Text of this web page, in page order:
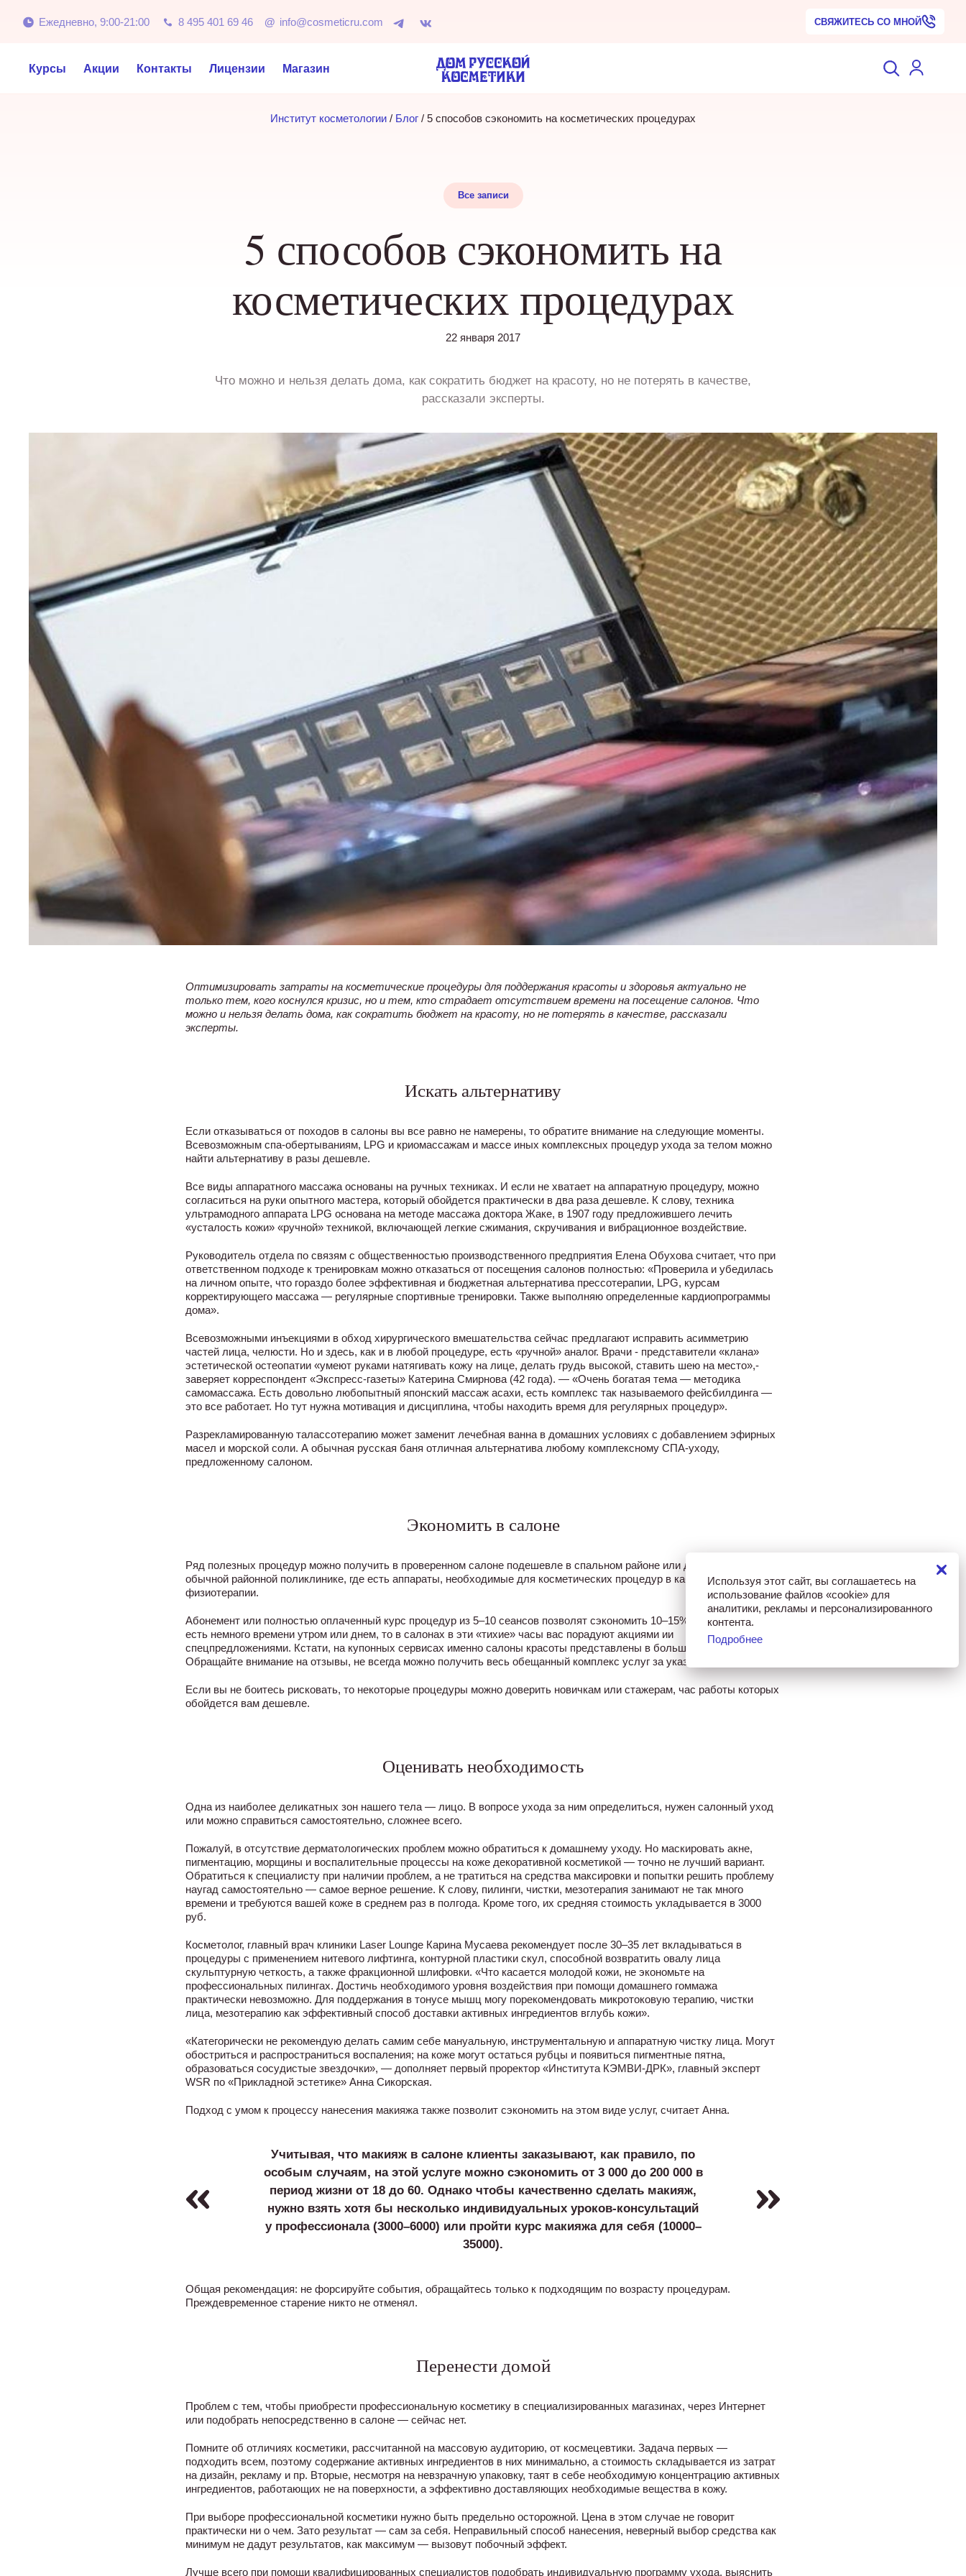
Ежедневно, 9:00-21:00 8 495 401 69 46 @ info@cosmeticru.com СВЯЖИТЕСЬ СО МНОЙ
Курсы Акции Контакты Лицензии Магазин
Институт косметологии / Блог / 5 способов сэкономить на косметических процедурах
Все записи
5 способов сэкономить на
косметических процедурах
22 января 2017
Что можно и нельзя делать дома, как сократить бюджет на красоту, но не потерять в качестве,
рассказали эксперты.
Оптимизировать затраты на косметические процедуры для поддержания красоты и здоровья актуально не
только тем, кого коснулся кризис, но и тем, кто страдает отсутствием времени на посещение салонов. Что
можно и нельзя делать дома, как сократить бюджет на красоту, но не потерять в качестве, рассказали
эксперты.
Искать альтернативу
Если отказываться от походов в салоны вы все равно не намерены, то обратите внимание на следующие моменты.
Всевозможным спа-обертываниям, LPG и криомассажам и массе иных комплексных процедур ухода за телом можно
найти альтернативу в разы дешевле.
Все виды аппаратного массажа основаны на ручных техниках. И если не хватает на аппаратную процедуру, можно
согласиться на руки опытного мастера, который обойдется практически в два раза дешевле. К слову, техника
ультрамодного аппарата LPG основана на методе массажа доктора Жаке, в 1907 году предложившего лечить
«усталость кожи» «ручной» техникой, включающей легкие сжимания, скручивания и вибрационное воздействие.
Руководитель отдела по связям с общественностью производственного предприятия Елена Обухова считает, что при
ответственном подходе к тренировкам можно отказаться от посещения салонов полностью: «Проверила и убедилась
на личном опыте, что гораздо более эффективная и бюджетная альтернатива прессотерапии, LPG, курсам
корректирующего массажа — регулярные спортивные тренировки. Также выполняю определенные кардиопрограммы
дома».
Всевозможными инъекциями в обход хирургического вмешательства сейчас предлагают исправить асимметрию
частей лица, челюсти. Но и здесь, как и в любой процедуре, есть «ручной» аналог. Врачи - представители «клана»
эстетической остеопатии «умеют руками натягивать кожу на лице, делать грудь высокой, ставить шею на место»,-
заверяет корреспондент «Экспресс-газеты» Катерина Смирнова (42 года). — «Очень богатая тема — методика
самомассажа. Есть довольно любопытный японский массаж асахи, есть комплекс так называемого фейсбилдинга —
это все работает. Но тут нужна мотивация и дисциплина, чтобы находить время для регулярных процедур».
Разрекламированную талассотерапию может заменит лечебная ванна в домашних условиях с добавлением эфирных
масел и морской соли. А обычная русская баня отличная альтернатива любому комплексному СПА-уходу,
предложенному салоном.
Экономить в салоне
Ряд полезных процедур можно получить в проверенном салоне подешевле в спальном районе или даже в самой
обычной районной поликлинике, где есть аппараты, необходимые для косметических процедур в кабинете
физиотерапии.
Абонемент или полностью оплаченный курс процедур из 5–10 сеансов позволят сэкономить 10–15%. А если у вас
есть немного времени утром или днем, то в салонах в эти «тихие» часы вас порадуют акциями ии
спецпредложениями. Кстати, на купонных сервисах именно салоны красоты представлены в большом количестве.
Обращайте внимание на отзывы, не всегда можно получить весь обещанный комплекс услуг за указанные деньги.
Если вы не боитесь рисковать, то некоторые процедуры можно доверить новичкам или стажерам, час работы которых
обойдется вам дешевле.
Оценивать необходимость
Одна из наиболее деликатных зон нашего тела — лицо. В вопросе ухода за ним определиться, нужен салонный уход
или можно справиться самостоятельно, сложнее всего.
Пожалуй, в отсутствие дерматологических проблем можно обратиться к домашнему уходу. Но маскировать акне,
пигментацию, морщины и воспалительные процессы на коже декоративной косметикой — точно не лучший вариант.
Обратиться к специалисту при наличии проблем, а не тратиться на средства максировки и попытки решить проблему
наугад самостоятельно — самое верное решение. К слову, пилинги, чистки, мезотерапия занимают не так много
времени и требуются вашей коже в среднем раз в полгода. Кроме того, их средняя стоимость укладывается в 3000
руб.
Косметолог, главный врач клиники Laser Lounge Карина Мусаева рекомендует после 30–35 лет вкладываться в
процедуры с применением нитевого лифтинга, контурной пластики скул, способной возвратить овалу лица
скульптурную четкость, а также фракционной шлифовки. «Что касается молодой кожи, не экономьте на
профессиональных пилингах. Достичь необходимого уровня воздействия при помощи домашнего гоммажа
практически невозможно. Для поддержания в тонусе мышц могу порекомендовать микротоковую терапию, чистки
лица, мезотерапию как эффективный способ доставки активных ингредиентов вглубь кожи».
«Категорически не рекомендую делать самим себе мануальную, инструментальную и аппаратную чистку лица. Могут
обостриться и распространиться воспаления; на коже могут остаться рубцы и появиться пигментные пятна,
образоваться сосудистые звездочки», — дополняет первый проректор «Института КЭМВИ-ДРК», главный эксперт
WSR по «Прикладной эстетике» Анна Сикорская.
Подход с умом к процессу нанесения макияжа также позволит сэкономить на этом виде услуг, считает Анна.
Учитывая, что макияж в салоне клиенты заказывают, как правило, по
особым случаям, на этой услуге можно сэкономить от 3 000 до 200 000 в
период жизни от 18 до 60. Однако чтобы качественно сделать макияж,
нужно взять хотя бы несколько индивидуальных уроков-консультаций
у профессионала (3000–6000) или пройти курс макияжа для себя (10000–
35000).
Общая рекомендация: не форсируйте события, обращайтесь только к подходящим по возрасту процедурам.
Преждевременное старение никто не отменял.
Перенести домой
Проблем с тем, чтобы приобрести профессиональную косметику в специализированных магазинах, через Интернет
или подобрать непосредственно в салоне — сейчас нет.
Помните об отличиях косметики, рассчитанной на массовую аудиторию, от космецевтики. Задача первых —
подходить всем, поэтому содержание активных ингредиентов в них минимально, а стоимость складывается из затрат
на дизайн, рекламу и пр. Вторые, несмотря на невзрачную упаковку, таят в себе необходимую концентрацию активных
ингредиентов, работающих не на поверхности, а эффективно доставляющих необходимые вещества в кожу.
При выборе профессиональной косметики нужно быть предельно осторожной. Цена в этом случае не говорит
практически ни о чем. Зато результат — сам за себя. Неправильный способ нанесения, неверный выбор средства как
минимум не дадут результатов, как максимум — вызовут побочный эффект.
Лучше всего при помощи квалифицированных специалистов подобрать индивидуальную программу ухода, выяснить
Используя этот сайт, вы соглашаетесь на
использование файлов «cookie» для
аналитики, рекламы и персонализированного
контента.
Подробнее